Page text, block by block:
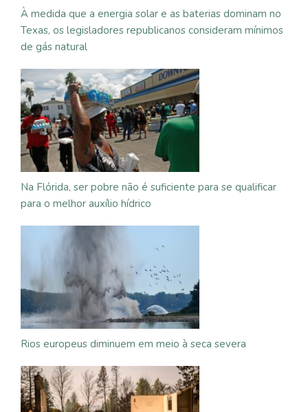
À medida que a energia solar e as baterias dominam no
Texas, os legisladores republicanos consideram mínimos
de gás natural
Na Flórida, ser pobre não é suficiente para se qualificar
para o melhor auxílio hídrico
Rios europeus diminuem em meio à seca severa